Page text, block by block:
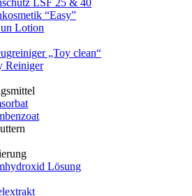
LSF 25 & 40
“Easy”
Lotion
„Toy clean“
Reiniger
Lösung